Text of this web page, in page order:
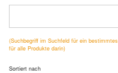
(Suchbegriff im Suchfeld für ein
für alle Produkte darin)
Sortiert nach